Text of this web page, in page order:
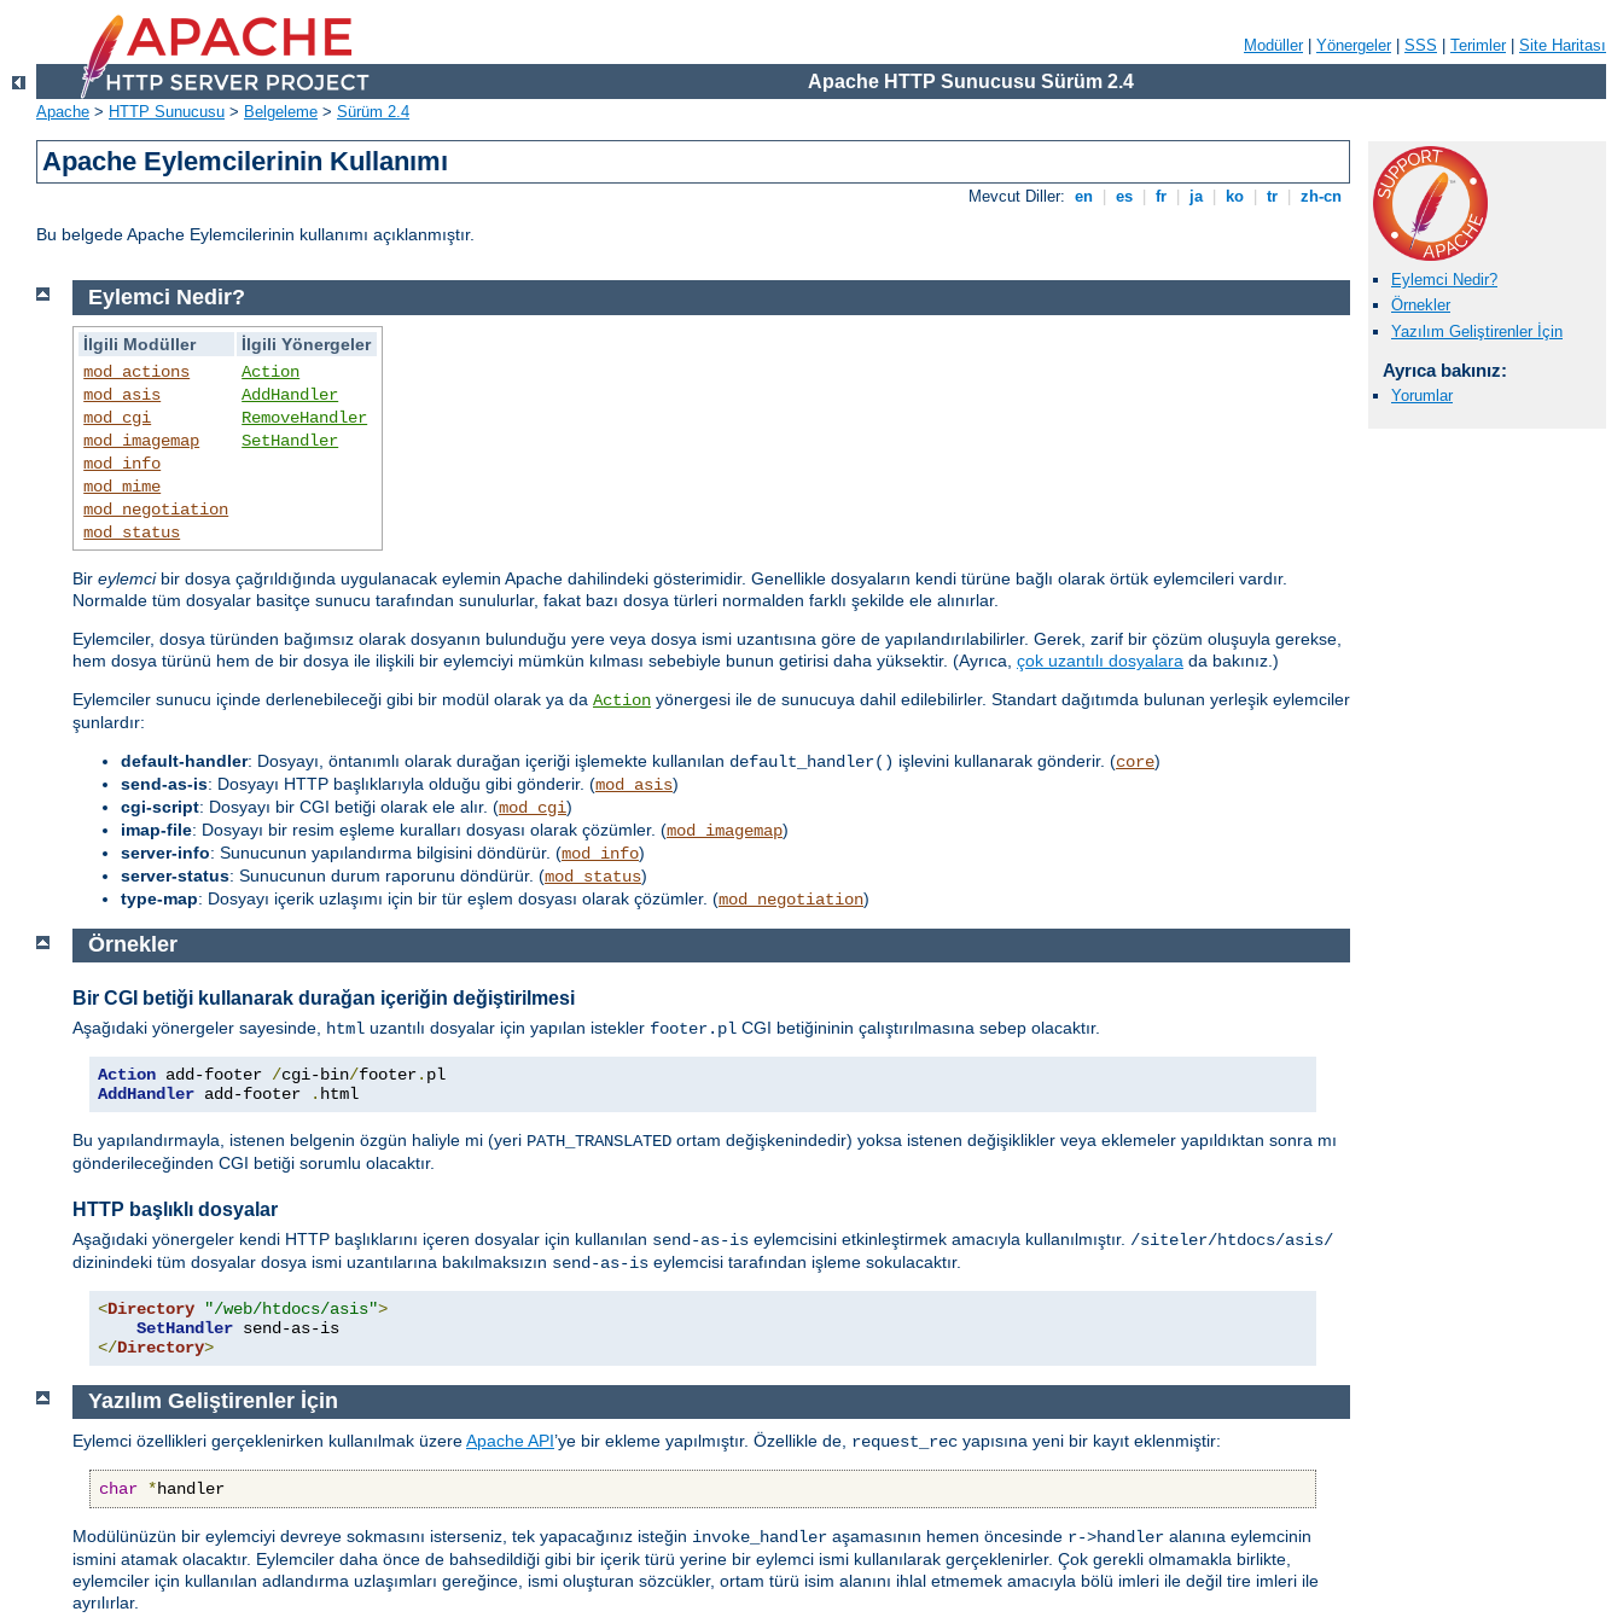
Modüller| Yönergeler| SSS Terimler| Site Haritası
Apache HTTP Sunucusu Sürüm 2.4
Apache > HTTP Sunucusu > Belgeleme > Sürüm 2.4
Apache Eylemcilerinin Kullanımı
Mevcut Diller: en es fr ja ko tr zh-cn
Bu belgede Apache Eylemcilerinin kullanımı açıklanmıştır.
Eylemci Nedir?
Örnekler
Yazılım Geliştirenler İçin
Ayrıca bakınız:
Yorumlar
Eylemci Nedir?
İlgili Modüller
İlgili Yönergeler
mod_actions
mod_asis
mod_cgi
mod_imagemap
mod_info
mod_mime
mod_negotiation
mod_status
Action
AddHandler
RemoveHandler
SetHandler
Bir eylemcibir dosya çağrıldığında uygulanacak eylemin Apache dahilindeki gösterimidir. Genellikle dosyaların kendi türüne bağlı olarak örtük eylemcileri vardır.
Normalde tüm dosyalar basitçe sunucu tarafından sunulurlar, fakat bazı dosya türleri normalden farklı şekilde ele alınırlar.
Eylemciler, dosya türünden bağımsız olarak dosyanın bulunduğu yere veya dosya ismi uzantısına göre de yapılandırılabilirler. Gerek, zarif bir çözüm oluşuyla gerekse,
hem dosya türünü hem de bir dosya ile ilişkili bir eylemciyi mümkün kılması sebebiyle bunun getirisi daha yüksektir. (Ayrıca, çok uzantılı dosyalara da bakınız.)
Eylemciler sunucu içinde derlenebileceği gibi bir modül olarak ya da Action yönergesi ile de sunucuya dahil edilebilirler. Standart dağıtımda bulunan yerleşik eylemciler
şunlardır:
default-handler: Dosyayı, öntanımlı olarak durağan içeriği işlemekte kullanılan default_handler() işlevini kullanarak gönderir. (core)
send-as-is: Dosyayı HTTP başlıklarıyla olduğu gibi gönderir. (mod_asis)
cgi-script: Dosyayı bir CGI betiği olarak ele alır. (mod_cgi)
imap-file: Dosyayı bir resim eşleme kuralları dosyası olarak çözümler. (mod_imagemap)
server-info: Sunucunun yapılandırma bilgisini döndürür. (mod_info)
server-status: Sunucunun durum raporunu döndürür. (mod_status)
type-map: Dosyayı içerik uzlaşımı için bir tür eşlem dosyası olarak çözümler. (mod_negotiation)
Örnekler
Bir CGI betiği kullanarak durağan içeriğin değiştirilmesi
Aşağıdaki yönergeler sayesinde, html uzantılı dosyalar için yapılan istekler footer.pl CGI betiğininin çalıştırılmasına sebep olacaktır.
Action add-footer /cgi-bin/footer.
AddHandler add-footer . html
Bu yapılandırmayla, istenen belgenin özgün haliyle mi (yeri PATH_TRANSLATED ortam değişkenindedir) yoksa istenen değişiklikler veya eklemeler yapıldıktan sonra mı
gönderileceğinden CGI betiği sorumlu olacaktır.
HTTP başlıklı dosyalar
Aşağıdaki yönergeler kendi HTTP başlıklarını içeren dosyalar için kullanılan send-as-is eylemcisini etkinleştirmek amacıyla kullanılmıştır. /siteler/htdocs/asis/
dizinindeki tüm dosyalar dosya ismi uzantılarına bakılmaksızın send-as-is eylemcisi tarafından işleme sokulacaktır.
<Directory "/web/htdocs/asis">
SetHandler
</Directory>
Yazılım Geliştirenler İçin
Eylemci özellikleri gerçeklenirken kullanılmak üzereApache API’ye bir ekleme yapılmıştır. Özellikle de, request_rec yapısına yeni bir kayıt eklenmiştir:
char *handler
Modülünüzün bir eylemciyi devreye sokmasını isterseniz, tek yapacağınız isteğin invoke_handler aşamasının hemen öncesinde r->handler alanına eylemcinin
ismini atamak olacaktır. Eylemciler daha önce de bahsedildiği gibi bir içerik türü yerine bir eylemci ismi kullanılarak gerçeklenirler. Çok gerekli olmamakla birlikte,
eylemciler için kullanılan adlandırma uzlaşımları gereğince, ismi oluşturan sözcükler, ortam türü isim alanını ihlal etmemek amacıyla bölü imleri ile değil tire imleri ile
ayrılırlar.